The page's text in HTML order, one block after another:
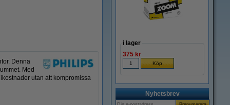
Denna
Med
utan att kompromissa
i lager
375 kr
Nyhetsbrev